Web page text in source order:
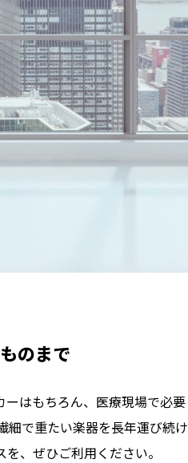
のまで
はもちろん、医療現場で必要
細で重たい楽器を長年運び続け
、ぜひご利用ください。